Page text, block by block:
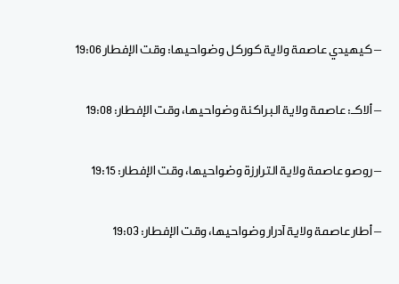
– كيهيدي عاصمة ولاية كوركل وضواحيها: وقت الإفطار 19:06
– ألاكـ: عاصمة ولاية البراكنة وضواحيها، وقت الإفطار: 19:08
– روصو عاصمة ولاية الترارزة وضواحيها، وقت الإفطار: 19:15
– أطار عاصمة ولاية آدرار وضواحيها، وقت الإفطار: 19:03